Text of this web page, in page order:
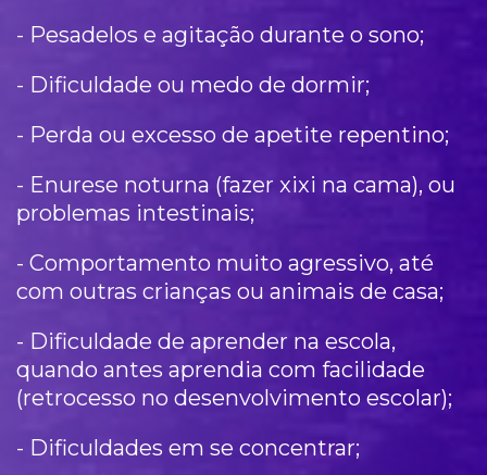
- Pesadelos e agitação durante o sono;
- Dificuldade ou medo de dormir;
- Perda ou excesso de apetite repentino;
- Enurese noturna (fazer xixi na cama), ou
problemas intestinais;
- Comportamento muito agressivo, até
com outras crianças ou animais de casa;
- Dificuldade de aprender na escola,
quando antes aprendia com facilidade
(retrocesso no desenvolvimento escolar);
- Dificuldades em se concentrar;